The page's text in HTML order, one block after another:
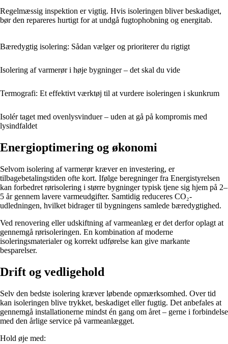
Regelmæssig inspektion er vigtig. Hvis isoleringen bliver beskadiget,
bør den repareres hurtigt for at undgå fugtophobning og energitab.
Bæredygtig isolering: Sådan vælger og prioriterer du rigtigt
Isolering af varmerør i høje bygninger – det skal du vide
Termografi: Et effektivt værktøj til at vurdere isoleringen i skunkrum
Isolér taget med ovenlysvinduer – uden at gå på kompromis med
lysindfaldet
Energioptimering og økonomi
Selvom isolering af varmerør kræver en investering, er
tilbagebetalingstiden ofte kort. Ifølge beregninger fra Energistyrelsen
kan forbedret rørisolering i større bygninger typisk tjene sig hjem på 2–
5 år gennem lavere varmeudgifter. Samtidig reduceres CO₂-
udledningen, hvilket bidrager til bygningens samlede bæredygtighed.
Ved renovering eller udskiftning af varmeanlæg er det derfor oplagt at
gennemgå rørisoleringen. En kombination af moderne
isoleringsmaterialer og korrekt udførelse kan give markante
besparelser.
Drift og vedligehold
Selv den bedste isolering kræver løbende opmærksomhed. Over tid
kan isoleringen blive trykket, beskadiget eller fugtig. Det anbefales at
gennemgå installationerne mindst én gang om året – gerne i forbindelse
med den årlige service på varmeanlægget.
Hold øje med: